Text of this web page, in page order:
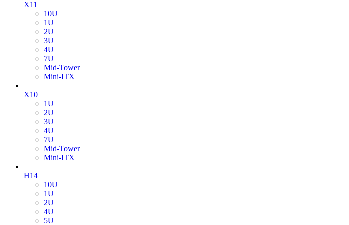
X11
10U
1U
2U
3U
4U
7U
Mid-Tower
Mini-ITX
X10
1U
2U
3U
4U
7U
Mid-Tower
Mini-ITX
H14
10U
1U
2U
4U
5U